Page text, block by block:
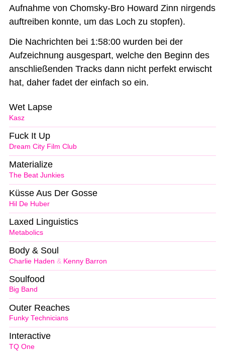
Aufnahme von Chomsky-Bro Howard Zinn nirgends
auftreiben konnte, um das Loch zu stopfen).
Die Nachrichten bei 1:58:00 wurden bei der
Aufzeichnung ausgespart, welche den Beginn des
anschließenden Tracks dann nicht perfekt erwischt
hat, daher fadet der einfach so ein.
Kasz
Wet Lapse
Dream City Film Club
Fuck It Up
The Beat Junkies
Materialize
Hil De Huber
Küsse Aus Der Gosse
Metabolics
Laxed Linguistics
Charlie Haden & Kenny Barron
Body & Soul
Big Band
Soulfood
Funky Technicians
Outer Reaches
TQ One
Interactive